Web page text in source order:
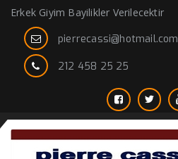
Erkek Giyim Bayilikler Verilecektir
pierrecassi@hotmail.com
212 458 25 25